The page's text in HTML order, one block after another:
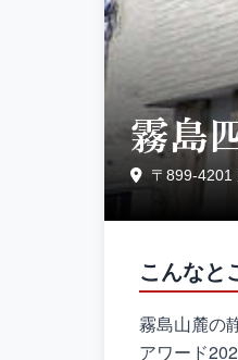
霧島
〒899-4201
こんなと
霧島山麓の
アワード